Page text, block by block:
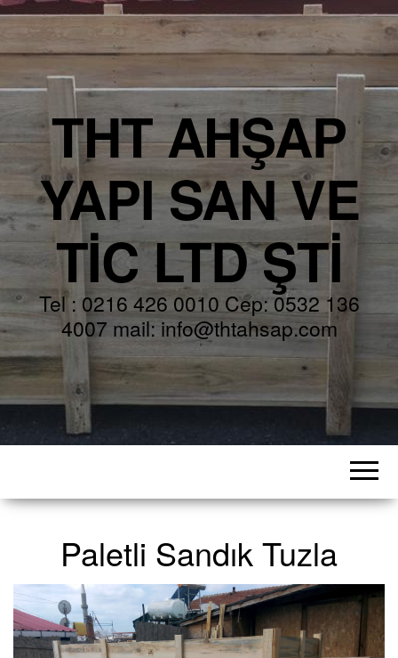
THT AHŞAP
YAPI SAN VE
TİC LTD ŞTİ
Tel : 0216 426 0010 Cep: 0532 136
4007 mail: info@thtahsap.com
Paletli Sandık Tuzla